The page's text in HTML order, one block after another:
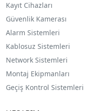
Kayıt Cihazları
Güvenlik Kamerası
Alarm Sistemleri
Kablosuz Sistemleri
Network Sistemleri
Montaj Ekipmanları
Geçiş Kontrol Sistemleri